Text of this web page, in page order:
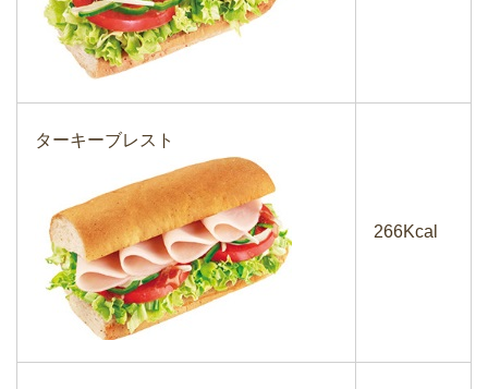
ターキーブレスト
266Kcal